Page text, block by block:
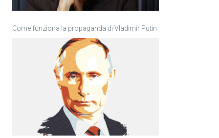
Come funziona la propaganda di Vladimir Putin